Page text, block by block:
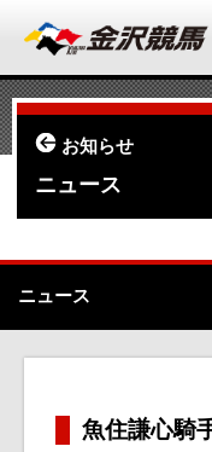
お知らせ
ニュース
ニュース
魚住謙心騎